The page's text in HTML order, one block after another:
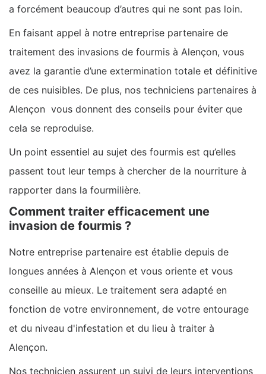
a forcément beaucoup d’autres qui ne sont pas loin.
En faisant appel à notre entreprise partenaire de
traitement des invasions de fourmis à Alençon, vous
avez la garantie d’une extermination totale et définitive
de ces nuisibles. De plus, nos techniciens partenaires à
Alençon vous donnent des conseils pour éviter que
cela se reproduise.
Un point essentiel au sujet des fourmis est qu’elles
passent tout leur temps à chercher de la nourriture à
rapporter dans la fourmilière.
Comment traiter efficacement une
invasion de fourmis ?
Notre entreprise partenaire est établie depuis de
longues années à Alençon et vous oriente et vous
conseille au mieux. Le traitement sera adapté en
fonction de votre environnement, de votre entourage
et du niveau d'infestation et du lieu à traiter à
Alençon.
Nos technicien assurent un suivi de leurs interventions